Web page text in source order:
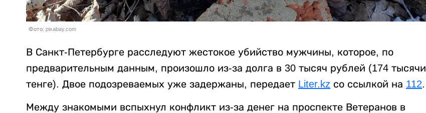
Фото: pixabay.com
В Санкт-Петербурге расследуют жестокое убийство мужчины, которое, по
предварительным данным, произошло из-за долга в 30 тысяч рублей (174 тысячи
тенге). Двое подозреваемых уже задержаны, передает Liter.kz со ссылкой на 112.
Между знакомыми вспыхнул конфликт из-за денег на проспекте Ветеранов в